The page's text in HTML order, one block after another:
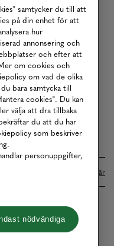
med Klarna. Läs mer här
samtycker du till att
på din enhet för att
hur
annonsering och
och efter att
om cookies och
om vad de olika
bara samtycka till
cookies". Du kan
välja att dra tillbaka
du att du har
som beskriver
personuppgifter,
nödvändiga